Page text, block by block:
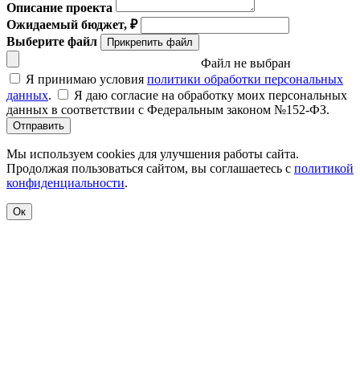
Описание проекта
Ожидаемый бюджет, ₽
Выберите файл
Прикрепить файл
Файл не выбран
Я принимаю условия политики обработки персональных
данных.
Я даю согласие на обработку моих персональных
данных в соответствии с Федеральным законом №152-ФЗ.
Отправить
Мы используем cookies для улучшения работы сайта.
Продолжая пользоваться сайтом, вы соглашаетесь с политикой
конфиденциальности.
Ок